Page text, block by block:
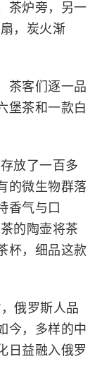
茶炉旁，另一
，炭火渐
客们逐一品
堡茶和一款白
放了一百多
的微生物群落
香气与口
的陶壶将茶
杯，细品这款
俄罗斯人品
今，多样的中
日益融入俄罗